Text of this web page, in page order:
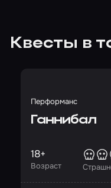
Квесты в
Перформанс
Ганнибал
Возраст
18+